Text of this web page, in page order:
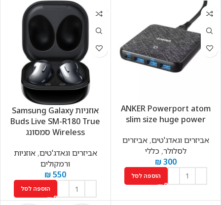
ANKER Powerport atom
slim size huge power
אביזרים וגאדג'טים,אביזרים
לסלולר,כללי
₪300
הוספה לסל
אוזניות Samsung Galaxy
Buds Live SM-R180 True
Wireless סמסונג
אביזרים וגאדג'טים,אוזניות
ורמקולים
₪550
הוספה לסל